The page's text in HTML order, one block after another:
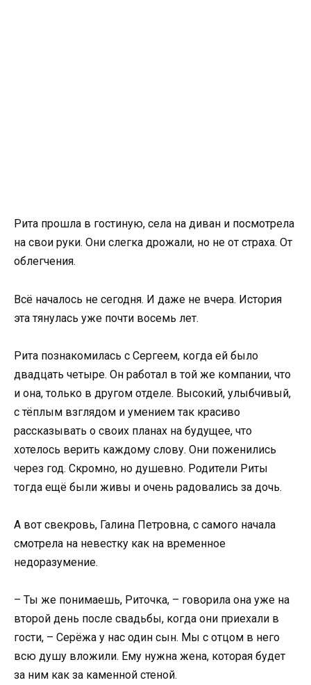
Рита прошла в гостиную, села на диван и посмотрела
на свои руки. Они слегка дрожали, но не от страха. От
облегчения.
Всё началось не сегодня. И даже не вчера. История
эта тянулась уже почти восемь лет.
Рита познакомилась с Сергеем, когда ей было
двадцать четыре. Он работал в той же компании, что
и она, только в другом отделе. Высокий, улыбчивый,
с тёплым взглядом и умением так красиво
рассказывать о своих планах на будущее, что
хотелось верить каждому слову. Они поженились
через год. Скромно, но душевно. Родители Риты
тогда ещё были живы и очень радовались за дочь.
А вот свекровь, Галина Петровна, с самого начала
смотрела на невестку как на временное
недоразумение.
– Ты же понимаешь, Риточка, – говорила она уже на
второй день после свадьбы, когда они приехали в
гости, – Серёжа у нас один сын. Мы с отцом в него
всю душу вложили. Ему нужна жена, которая будет
за ним как за каменной стеной.